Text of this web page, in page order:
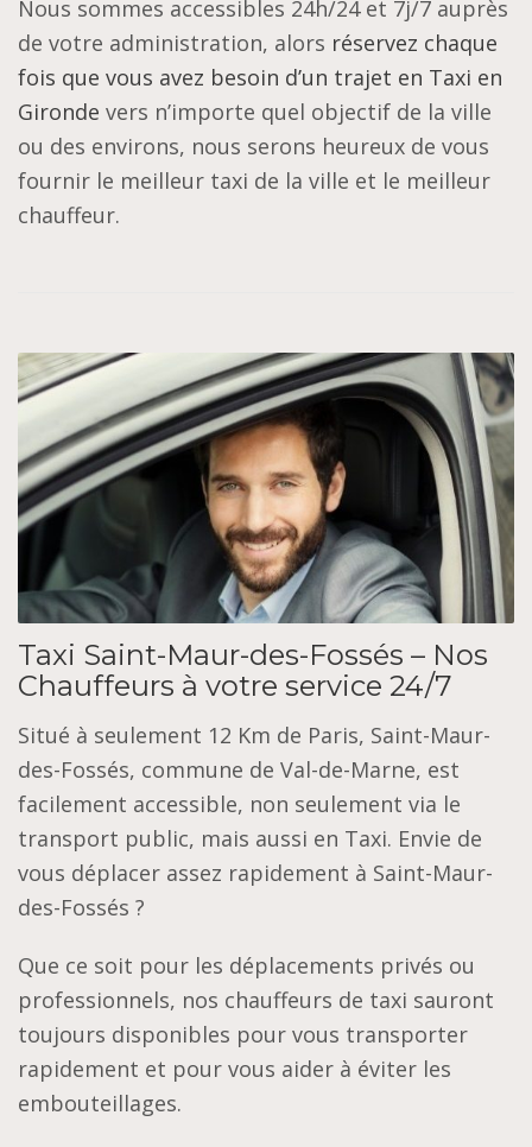
Nous sommes accessibles 24h/24 et 7j/7 auprès
de votre administration, alors réservez chaque
fois que vous avez besoin d’un trajet en Taxi en
Gironde vers n’importe quel objectif de la ville
ou des environs, nous serons heureux de vous
fournir le meilleur taxi de la ville et le meilleur
chauffeur.
Taxi Saint-Maur-des-Fossés – Nos
Chauffeurs à votre service 24/7
Situé à seulement 12 Km de Paris, Saint-Maur-
des-Fossés, commune de Val-de-Marne, est
facilement accessible, non seulement via le
transport public, mais aussi en Taxi. Envie de
vous déplacer assez rapidement à Saint-Maur-
des-Fossés ?
Que ce soit pour les déplacements privés ou
professionnels, nos chauffeurs de taxi sauront
toujours disponibles pour vous transporter
rapidement et pour vous aider à éviter les
embouteillages.